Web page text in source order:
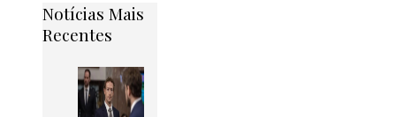
Notícias Mais
Recentes